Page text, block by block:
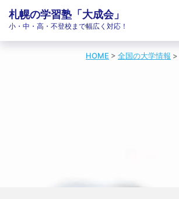
札幌の学習塾「大成会」
小・中・高・不登校まで幅広く対応！
HOME > 全国の大学情報 >